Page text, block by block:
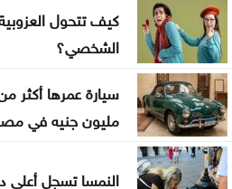
فينيسيوس جونيور يمدد عقده
ارتفاع عدد إصابات إيبولا إلى أكثر من 4 آلاف
كيف تتحول
الشخصي؟
مليون جنيه في
النمسا تسجل أعلى